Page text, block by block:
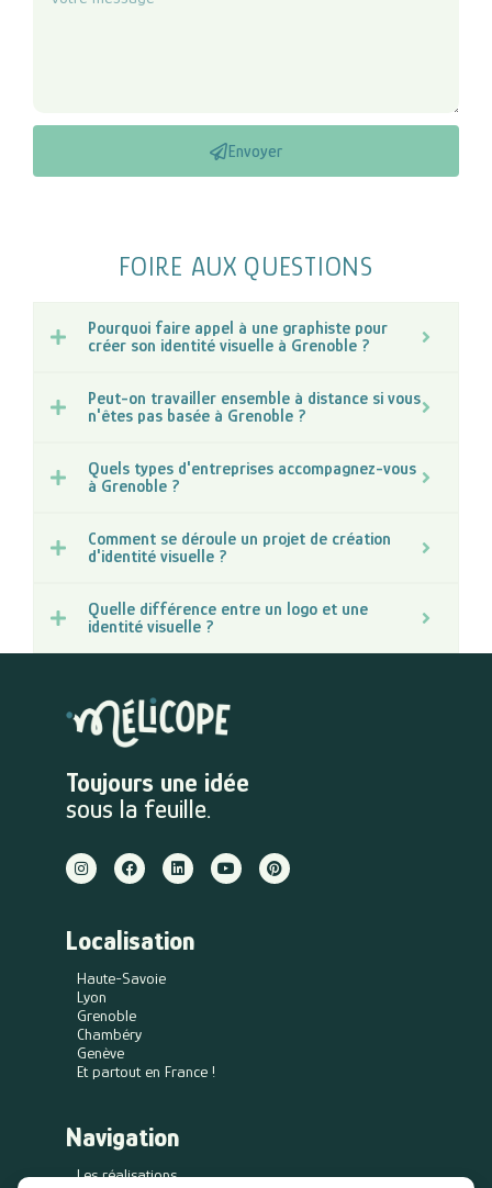
Envoyer
FOIRE AUX QUESTIONS
Pourquoi faire appel à une graphiste pour
créer son identité visuelle à Grenoble ?
Peut-on travailler ensemble à distance si vous
n'êtes pas basée à Grenoble ?
Quels types d'entreprises accompagnez-vous
à Grenoble ?
Comment se déroule un projet de création
d'identité visuelle ?
Quelle différence entre un logo et une
identité visuelle ?
Toujours une idée
sous la feuille.
Localisation
Haute-Savoie
Lyon
Grenoble
Chambéry
Genève
Et partout en France !
Navigation
Les réalisations